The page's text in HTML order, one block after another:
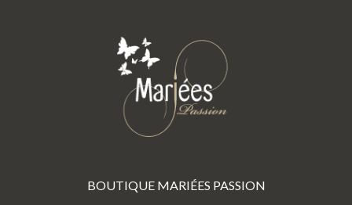
BOUTIQUE MARIÉES PASSION